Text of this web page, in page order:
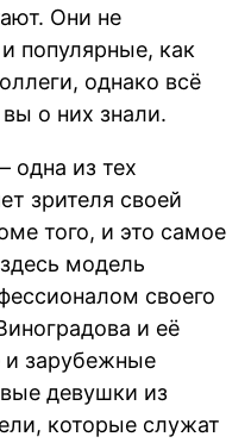
Они не
популярные, как
однако всё
о них знали.
одна из тех
зрителя своей
того, и это самое
модель
своего
и её
и зарубежные
девушки из
которые служат